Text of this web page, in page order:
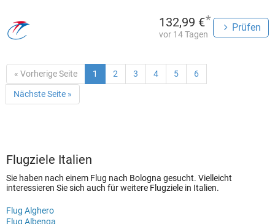
132,99 €*
vor 14 Tagen
Prüfen
« Vorherige Seite 1 2 3 4 5 6
Nächste Seite »
Flugziele Italien
Sie haben nach einem Flug nach Bologna gesucht. Vielleicht
interessieren Sie sich auch für weitere Flugziele in Italien.
Flug Alghero
Flug Albenga